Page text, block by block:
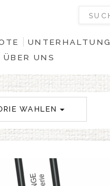
UNTERHALTUNG
ÜBER UNS
WAHLEN